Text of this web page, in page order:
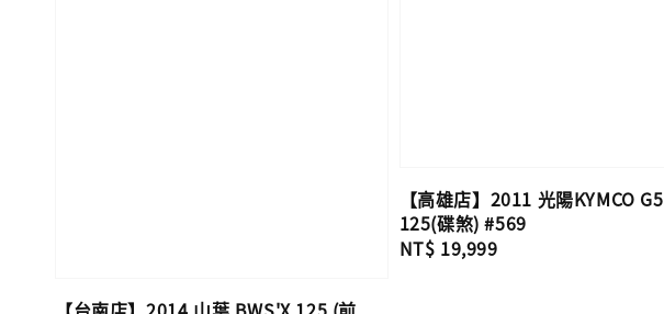
【高雄店】2011 光陽KYMCO G5
125(碟煞) #569
Regular
NT$ 19,999